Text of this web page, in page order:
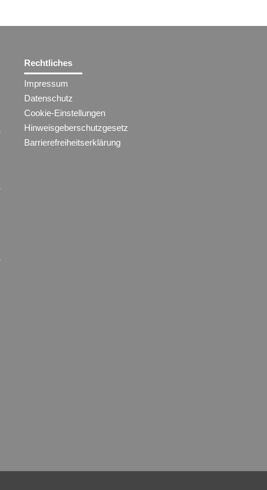
Rechtliches
Impressum
Datenschutz
Cookie-Einstellungen
Hinweisgeberschutzgesetz
Barrierefreiheitserklärung